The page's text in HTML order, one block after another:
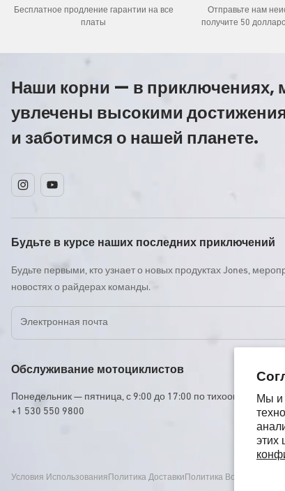
Мы и
этих
Бесплатное продление гарантии на все
платы
Отправьте нам
получите 50
Наши корни — в приключениях,
увлечены высокими
и заботимся о нашей планете.
InstagramYouTube
Будьте в курсе наших последних приключений
Будьте первыми, кто узнает о новых продуктах Jones,
новостях о райдерах команды.
Электронная почта
Обслуживание мотоциклистов
Понедельник — пятница, с 9:00 до 17:00 по тихоокеанскому
+1 530 550 9800
Условия Использования Политика Доставки Политика Возврата И